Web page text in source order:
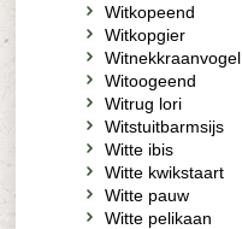
Witkopeend
Witkopgier
Witnekkraanvogel
Witoogeend
Witrug lori
Witstuitbarmsijs
Witte ibis
Witte kwikstaart
Witte pauw
Witte pelikaan